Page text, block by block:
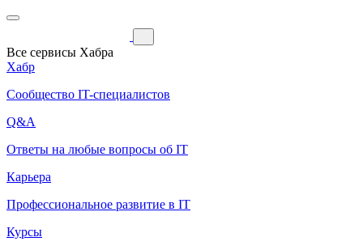
Все сервисы Хабра
Хабр
Сообщество IT-специалистов
Q&A
Ответы на любые вопросы об IT
Карьера
Профессиональное развитие в IT
Курсы